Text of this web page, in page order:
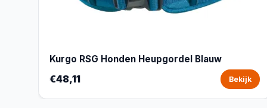
Kurgo RSG Honden Heupgordel Blauw
€48,11 Bekijk